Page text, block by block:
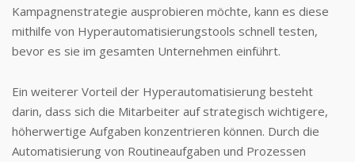
Kampagnenstrategie ausprobieren möchte, kann es diese
mithilfe von Hyperautomatisierungstools schnell testen,
bevor es sie im gesamten Unternehmen einführt.
Ein weiterer Vorteil der Hyperautomatisierung besteht
darin, dass sich die Mitarbeiter auf strategisch wichtigere,
höherwertige Aufgaben konzentrieren können. Durch die
Automatisierung von Routineaufgaben und Prozessen